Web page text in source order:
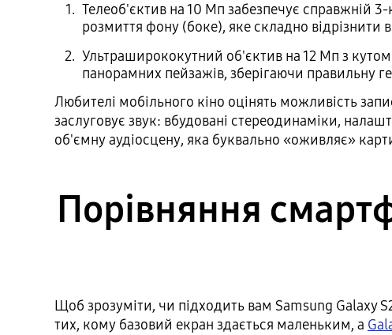
Телеоб'єктив на 10 Мп забезпечує справжній
розмиття фону (боке), яке складно відрізнити
Ультраширококутний об'єктив на 12 Мп з кутом
панорамних пейзажів, зберігаючи правильну
Любителі мобільного кіно оцінять можливість
заслуговує звук: вбудовані стереодинаміки,
об'ємну аудіосцену, яка буквально «оживляє»
Порівняння
Щоб зрозуміти, чи підходить вам Samsung Galaxy
тих, кому базовий екран здається маленьким, а